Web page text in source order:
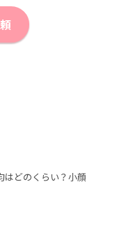
はどのくらい？小顔